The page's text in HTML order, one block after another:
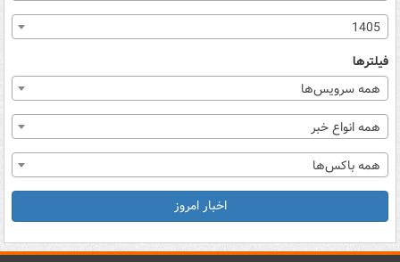
1405
فیلترها
همه سرویس‌ها
همه انواع خبر
همه باکس‌ها
اخبار امروز